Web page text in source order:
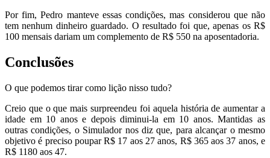
Por fim, Pedro manteve essas condições, mas considerou que não
tem nenhum dinheiro guardado. O resultado foi que, apenas os R$
100 mensais dariam um complemento de R$ 550 na aposentadoria.
Conclusões
O que podemos tirar como lição nisso tudo?
Creio que o que mais surpreendeu foi aquela história de aumentar a
idade em 10 anos e depois diminui-la em 10 anos. Mantidas as
outras condições, o Simulador nos diz que, para alcançar o mesmo
objetivo é preciso poupar R$ 17 aos 27 anos, R$ 365 aos 37 anos, e
R$ 1180 aos 47.